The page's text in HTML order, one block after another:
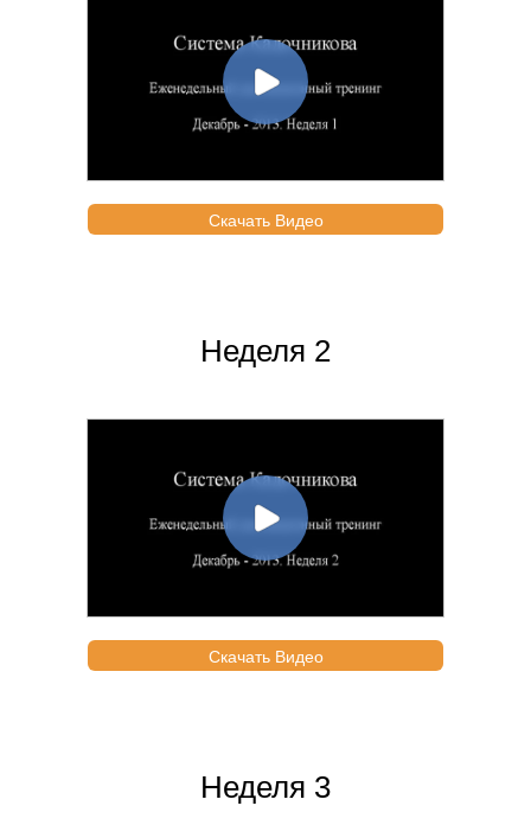
Скачать Видео
Неделя 2
Скачать Видео
Неделя 3